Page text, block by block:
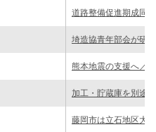
道路整備促進期成同
埼造協青年部会が研
熊本地震の支援へ／
加工・貯蔵庫を別途
藤岡市は立石地区大